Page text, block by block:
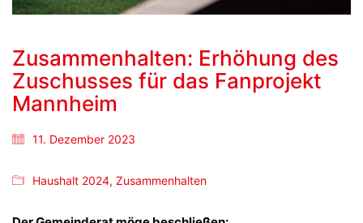
Zusammenhalten: Erhöhung des
Zuschusses für das Fanprojekt
Mannheim
11. Dezember 2023
Haushalt 2024, Zusammenhalten